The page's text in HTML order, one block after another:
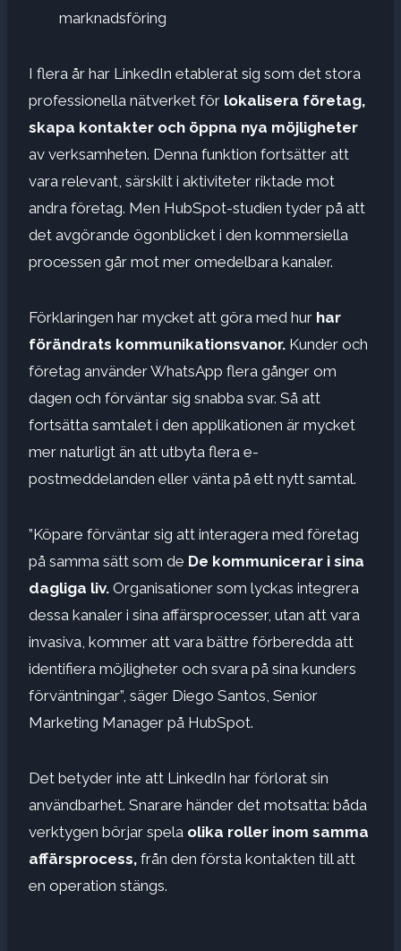
marknadsföring
I flera år har LinkedIn etablerat sig som det stora
professionella nätverket för lokalisera företag,
skapa kontakter och öppna nya möjligheter
av verksamheten. Denna funktion fortsätter att
vara relevant, särskilt i aktiviteter riktade mot
andra företag. Men HubSpot-studien tyder på att
det avgörande ögonblicket i den kommersiella
processen går mot mer omedelbara kanaler.
Förklaringen har mycket att göra med hur har
förändrats kommunikationsvanor. Kunder och
företag använder WhatsApp flera gånger om
dagen och förväntar sig snabba svar. Så att
fortsätta samtalet i den applikationen är mycket
mer naturligt än att utbyta flera e-
postmeddelanden eller vänta på ett nytt samtal.
”Köpare förväntar sig att interagera med företag
på samma sätt som de De kommunicerar i sina
dagliga liv. Organisationer som lyckas integrera
dessa kanaler i sina affärsprocesser, utan att vara
invasiva, kommer att vara bättre förberedda att
identifiera möjligheter och svara på sina kunders
förväntningar”, säger Diego Santos, Senior
Marketing Manager på HubSpot.
Det betyder inte att LinkedIn har förlorat sin
användbarhet. Snarare händer det motsatta: båda
verktygen börjar spela olika roller inom samma
affärsprocess, från den första kontakten till att
en operation stängs.